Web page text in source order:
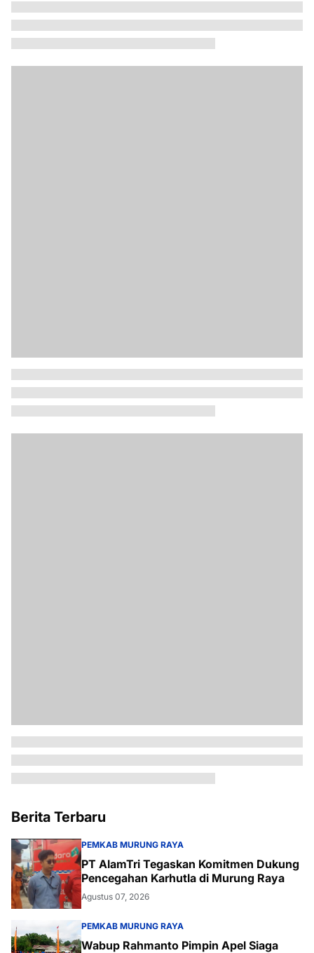
Berita Terbaru
PEMKAB MURUNG RAYA
PT AlamTri Tegaskan Komitmen Dukung
Pencegahan Karhutla di Murung Raya
Agustus 07, 2026
PEMKAB MURUNG RAYA
Wabup Rahmanto Pimpin Apel Siaga